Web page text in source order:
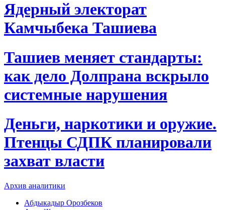
Ядерный электорат
Камчыбека Ташиева
Ташиев меняет стандарты:
как дело Долпрана вскрыло
системные нарушения
Деньги, наркотики и оружие.
Птенцы СДПК планировали
захват власти
Архив аналитики
Абдыкадыр Орозбеков